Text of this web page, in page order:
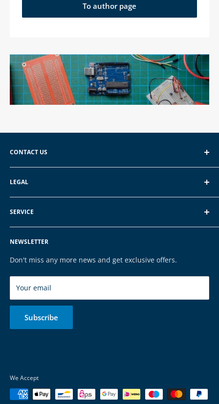
To author page
CONTACT US
EXP GmbH
NEWSLETTER
Don't miss any more news and get exclusive offers.
Your email
Subscribe
LEGAL
About EXP
Terms of Service
Privacy Policy
Legal Notice
Cookies
SERVICE
FAQ
Contact
Payment & Shipping
We Accept